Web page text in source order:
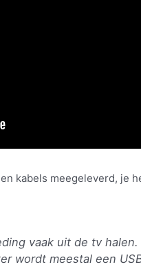
kabels meegeleverd, je
vaak uit de tv
wordt meestal een